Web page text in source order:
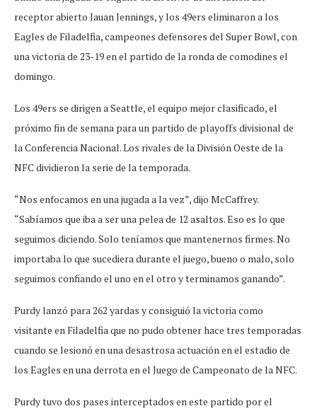
receptor abierto Jauan Jennings, y los 49ers eliminaron a los
Eagles de Filadelfia, campeones defensores del Super Bowl, con
una victoria de 23-19 en el partido de la ronda de comodines el
domingo.
Los 49ers se dirigen a Seattle, el equipo mejor clasificado, el
próximo fin de semana para un partido de playoffs divisional de
la Conferencia Nacional. Los rivales de la División Oeste de la
NFC dividieron la serie de la temporada.
“Nos enfocamos en una jugada a la vez”, dijo McCaffrey.
“Sabíamos que iba a ser una pelea de 12 asaltos. Eso es lo que
seguimos diciendo. Solo teníamos que mantenernos firmes. No
importaba lo que sucediera durante el juego, bueno o malo, solo
seguimos confiando el uno en el otro y terminamos ganando”.
Purdy lanzó para 262 yardas y consiguió la victoria como
visitante en Filadelfia que no pudo obtener hace tres temporadas
cuando se lesionó en una desastrosa actuación en el estadio de
los Eagles en una derrota en el Juego de Campeonato de la NFC.
Purdy tuvo dos pases interceptados en este partido por el